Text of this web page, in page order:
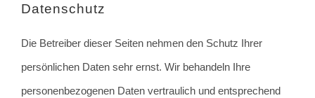
Datenschutz
Die Betreiber dieser Seiten nehmen den Schutz Ihrer
persönlichen Daten sehr ernst. Wir behandeln Ihre
personenbezogenen Daten vertraulich und entsprechend